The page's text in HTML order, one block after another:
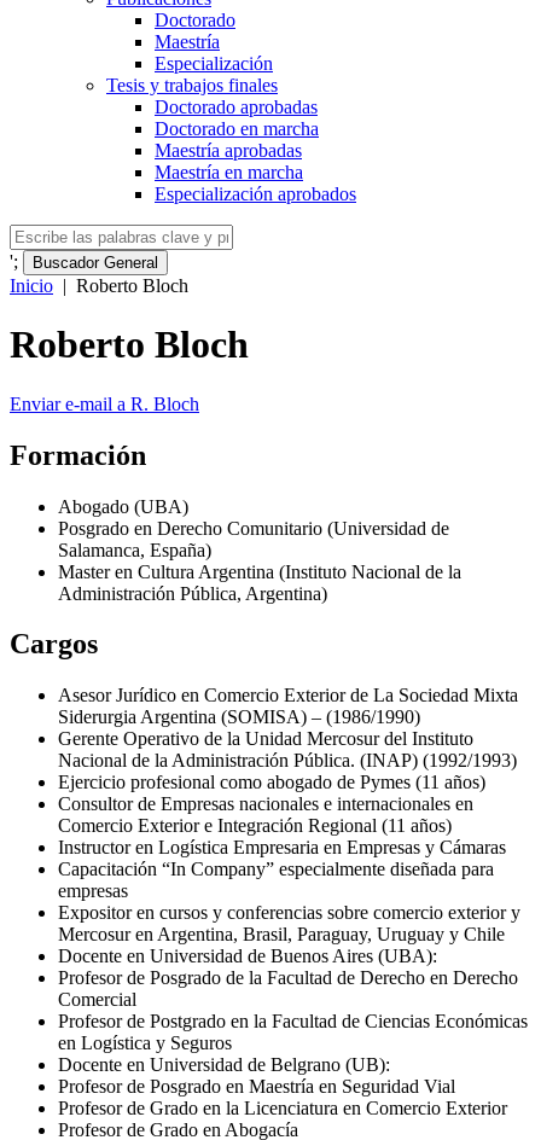
Doctorado
Maestría
Especialización
Tesis y trabajos finales
Doctorado aprobadas
Doctorado en marcha
Maestría aprobadas
Maestría en marcha
Especialización aprobados
'; Buscador General
Inicio | Roberto Bloch
Roberto Bloch
Enviar e-mail a R. Bloch
Formación
Abogado (UBA)
Posgrado en Derecho Comunitario (Universidad de
Salamanca, España)
Master en Cultura Argentina (Instituto Nacional de la
Administración Pública, Argentina)
Cargos
Asesor Jurídico en Comercio Exterior de La Sociedad Mixta
Siderurgia Argentina (SOMISA) – (1986/1990)
Gerente Operativo de la Unidad Mercosur del Instituto
Nacional de la Administración Pública. (INAP) (1992/1993)
Ejercicio profesional como abogado de Pymes (11 años)
Consultor de Empresas nacionales e internacionales en
Comercio Exterior e Integración Regional (11 años)
Instructor en Logística Empresaria en Empresas y Cámaras
Capacitación “In Company” especialmente diseñada para
empresas
Expositor en cursos y conferencias sobre comercio exterior y
Mercosur en Argentina, Brasil, Paraguay, Uruguay y Chile
Docente en Universidad de Buenos Aires (UBA):
Profesor de Posgrado de la Facultad de Derecho en Derecho
Comercial
Profesor de Postgrado en la Facultad de Ciencias Económicas
en Logística y Seguros
Docente en Universidad de Belgrano (UB):
Profesor de Posgrado en Maestría en Seguridad Vial
Profesor de Grado en la Licenciatura en Comercio Exterior
Profesor de Grado en Abogacía